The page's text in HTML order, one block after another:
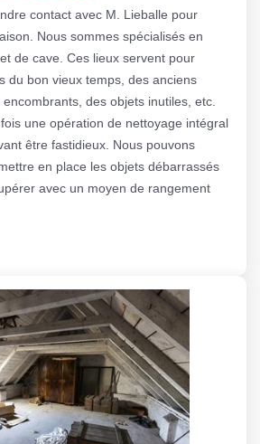
contact avec M. Lieballe pour
Nous sommes spécialisés en
de cave. Ces lieux servent pour
du bon vieux temps, des anciens
des objets inutiles, etc.
une opération de nettoyage intégral
être fastidieux. Nous pouvons
en place les objets débarrassés
avec un moyen de rangement